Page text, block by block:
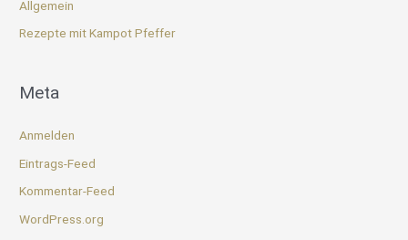
Allgemein
Rezepte mit Kampot Pfeffer
Meta
Anmelden
Eintrags-Feed
Kommentar-Feed
WordPress.org